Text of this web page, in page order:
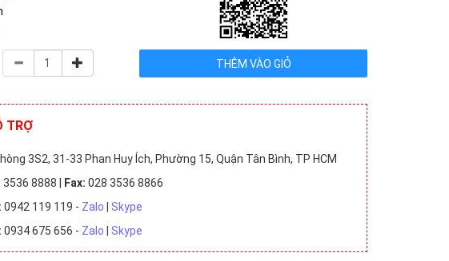
TRỢ
3S2, 31-33 Phan Huy Ích, Phường 15, Quận Tân Bình, TP HCM
8888 | Fax: 028 3536 8866
0942 119 119 - Zalo
Skype
0934 675 656 - Zalo Skype